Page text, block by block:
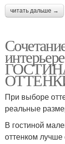
читать дальше →
При выборе
реальные
В гостиной
оттенком